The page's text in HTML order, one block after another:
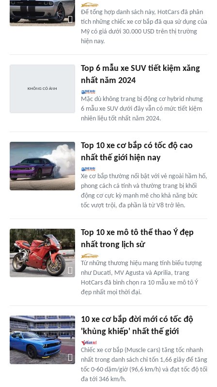
Để tổng hợp danh sách này, HotCars đã phân
tích những chiếc xe cơ bắp đã qua sử dụng của
Mỹ có giá dưới 30.000 USD trên thị trường
hiện nay.
Top 6 mẫu xe SUV tiết kiệm xăng
nhất năm 2024
Mặc dù không trang bị động cơ hybrid nhưng
6 mẫu xe SUV dưới đây vẫn có mức tiết kiệm
nhiên liệu tốt nhất năm 2024.
Top 10 xe cơ bắp có tốc độ cao
nhất thế giới hiện nay
Xe cơ bắp thường nổi bật với vẻ ngoài hầm hố,
phong cách cá tính và thường trang bị khối
động cơ cực kỳ mạnh mẽ cho khả năng bức
tốc vượt trội, đa phần là từ V8 trở lên.
Top 10 xe mô tô thể thao Ý đẹp
nhất trong lịch sử
Từ những thương hiệu mang tính biểu tượng
như Ducati, MV Agusta và Aprilia, trang
HotCars đã bình chọn ra 10 mẫu xe mô tô Ý
đẹp nhất mọi thời đại.
10 xe cơ bắp đời mới có tốc độ
'khủng khiếp' nhất thế giới
Chiếc xe cơ bắp (Muscle cars) tăng tốc nhanh
nhất trong danh sách chỉ tốn 1,66 giây để tăng
tốc 0-60 dặm/giờ (96,6 km/h) và đạt tốc độ tối
đa tới 346 km/h.